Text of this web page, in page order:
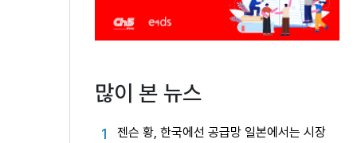
많이 본 뉴스
1
젠슨 황, 한국에선 공급망 일본에서는 시장